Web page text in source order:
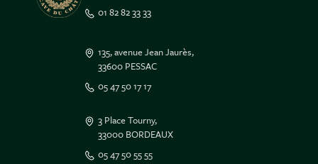
01 82 82 33 33
135, avenue Jean Jaurès,
33600 PESSAC
05 47 50 17 17
3 Place Tourny,
33000 BORDEAUX
05 47 50 55 55